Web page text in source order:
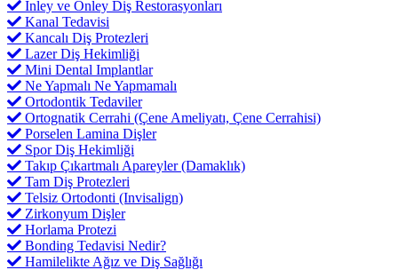
Inley ve Onley Diş Restorasyonları
Kanal Tedavisi
Kancalı Diş Protezleri
Lazer Diş Hekimliği
Mini Dental Implantlar
Ne Yapmalı Ne Yapmamalı
Ortodontik Tedaviler
Ortognatik Cerrahi (Çene Ameliyatı, Çene Cerrahisi)
Porselen Lamina Dişler
Spor Diş Hekimliği
Takıp Çıkartmalı Apareyler (Damaklık)
Tam Diş Protezleri
Telsiz Ortodonti (Invisalign)
Zirkonyum Dişler
Horlama Protezi
Bonding Tedavisi Nedir?
Hamilelikte Ağız ve Diş Sağlığı